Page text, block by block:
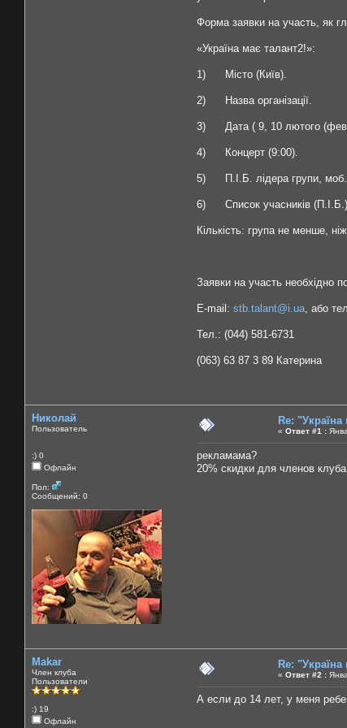
Форма заявки на участь, як
«Україна має талант2!»:
1) Місто (Київ).
2) Назва організації.
3) Дата ( 9, 10 лютого
4) Концерт (9:00).
5) П.І.Б. лідера групи,
6) Список учасників (П.І.Б.)
Кількість: група не менше,
Заявки на участь необхідно
E-mail: stb.talant@i.ua , або
Тел.: (044) 581-6731
(063) 63 87 3 89 Катерина
Николай
Пользователь
:) 0
Офлайн
Пол:
Сообщений: 0
Re: "Україна
« Ответ #1 :
рекламама?
20% скидки для членов
Makar
Член клуба
Пользователи
:) 19
Офлайн
Re: "Україна
« Ответ #2 :
А если до 14 лет, у меня